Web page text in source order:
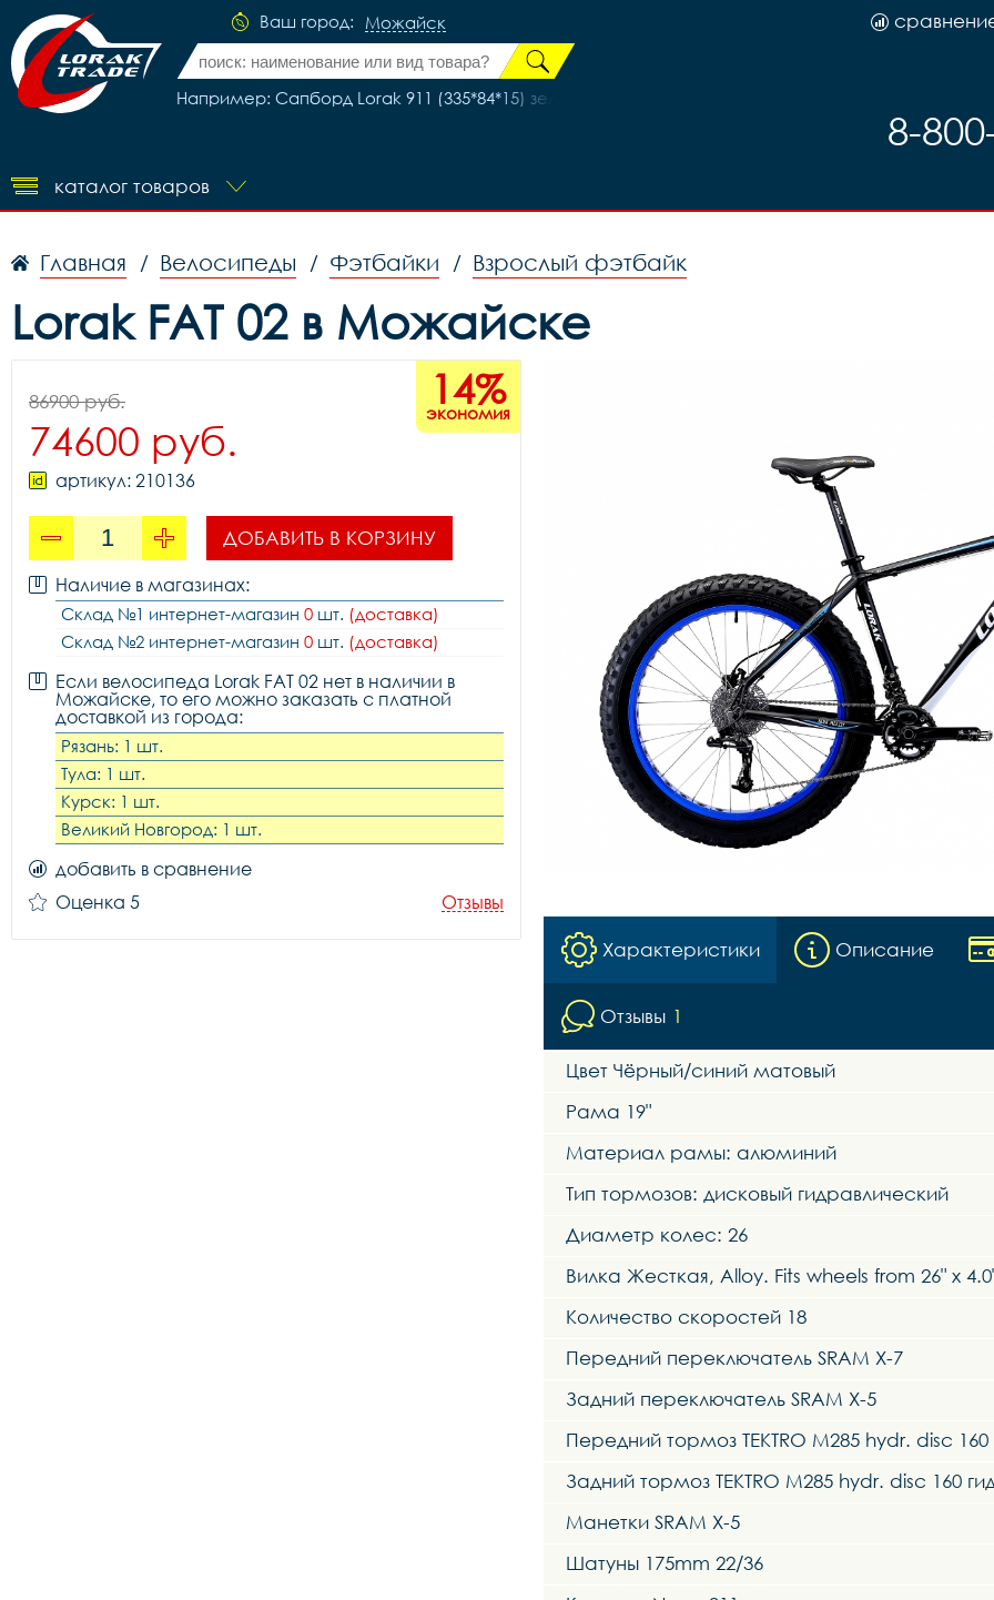
Ваш город: Можайск
Например: Сапборд Lorak 911 (335*84*15) зелёное дерево, код 77911
8-
каталог товаров
Главная / Велосипеды / Фэтбайки / Взрослый фэтбайк
Lorak FAT 02 в Можайске
14%
экономия
86900 руб.
74600 руб.
артикул: 210136
ДОБАВИТЬ В КОРЗИНУ
Наличие в магазинах:
Склад №1 интернет-магазин 0 шт. (доставка)
Склад №2 интернет-магазин 0 шт. (доставка)
Если велосипеда Lorak FAT 02 нет в наличии в
Можайске, то его можно заказать с платной
доставкой из города:
Рязань: 1 шт.
Тула: 1 шт.
Курск: 1 шт.
Великий Новгород: 1 шт.
добавить в сравнение
Оценка 5
Отзывы
Характеристики Описание
Отзывы 1
Цвет Чёрный/синий матовый
Рама 19"
Материал рамы: алюминий
Тип тормозов: дисковый гидравлический
Диаметр колес: 26
Вилка Жесткая, Alloy. Fits wheels from 26" x
Количество скоростей 18
Передний переключатель SRAM X-7
Задний переключатель SRAM X-5
Передний тормоз TEKTRO M285 hydr. disc
Задний тормоз TEKTRO M285 hydr. disc 160
Манетки SRAM X-5
Шатуны 175mm 22/36